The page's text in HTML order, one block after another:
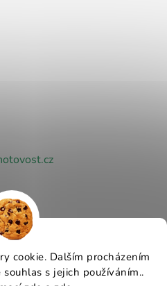
cookie. Dalším procházením
s jejich používáním..
designu